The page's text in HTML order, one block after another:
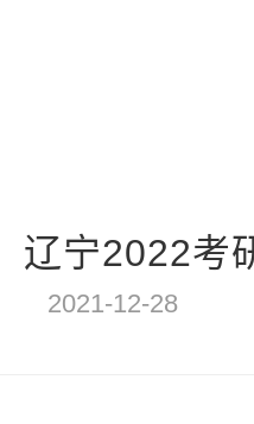
辽宁2022考
2021-12-28